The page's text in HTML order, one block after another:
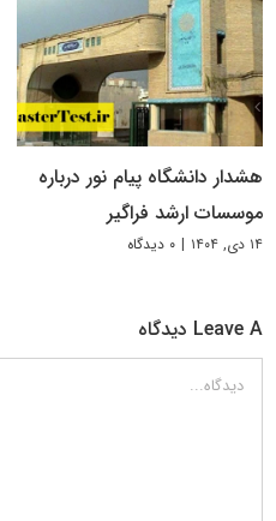
هشدار دانشگاه پیام نور درباره
موسسات ارشد فراگیر
۱۴ دی, ۱۴۰۴ | ۰ دیدگاه
Leave A دیدگاه
دیدگاه